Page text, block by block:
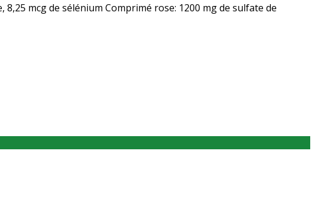
mcg de sélénium Comprimé rose: 1200 mg de sulfate de